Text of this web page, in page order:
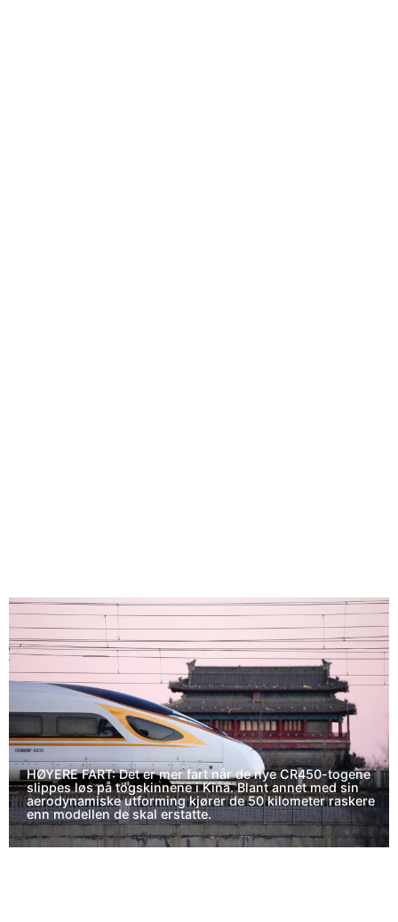
HØYERE FART: Det er mer fart når de nye CR450-togene
slippes løs på togskinnene i Kina. Blant annet med sin
aerodynamiske utforming kjører de 50 kilometer raskere
enn modellen de skal erstatte.